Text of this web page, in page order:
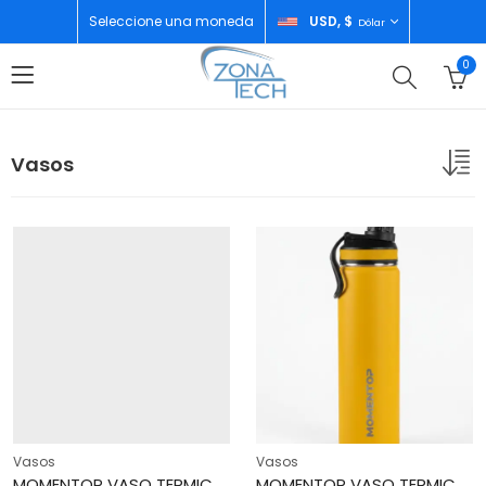
Seleccione una moneda USD, $ Dólar
0
Vasos
Vasos Vasos